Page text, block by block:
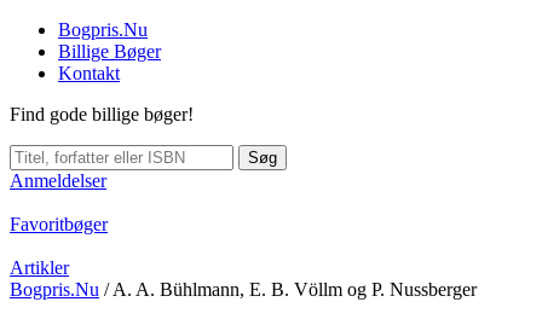
Bogpris.Nu
Billige Bøger
Kontakt
Find gode billige bøger!
Søg
Anmeldelser
Favoritbøger
Artikler
Bogpris.Nu /A. A. Bühlmann, E. B. Völlm og P. Nussberger